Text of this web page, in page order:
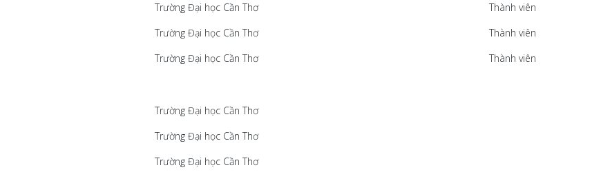
Trường Đại học Cần Thơ
Thành viên
Trường Đại học Cần Thơ
Thành viên
Trường Đại học Cần Thơ Thành viên
Trường Đại học Cần Thơ
Trường Đại học Cần Thơ
Trường Đại học Cần Thơ